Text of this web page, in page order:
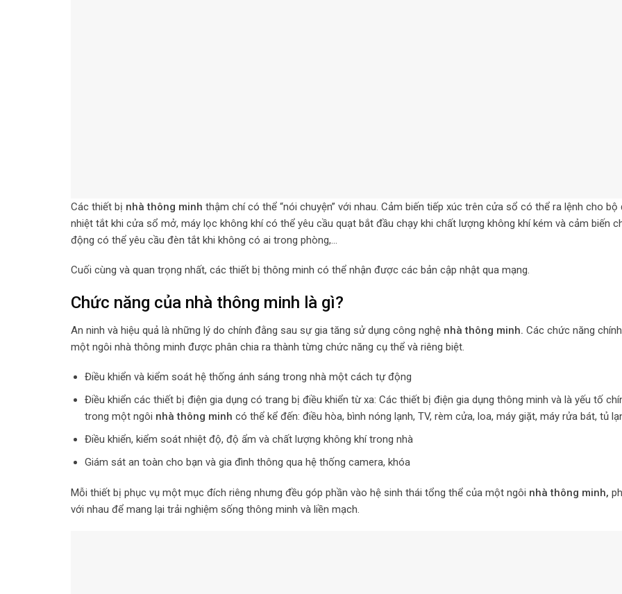
Các thiết bị nhà thông minh thậm chí có thể “nói chuyện” với nhau. Cảm biến tiếp xúc trên cửa sổ có thể ra lệnh cho bộ
nhiệt tắt khi cửa sổ mở, máy lọc không khí có thể yêu cầu quạt bắt đầu chạy khi chất lượng không khí kém và cảm biến
động có thể yêu cầu đèn tắt khi không có ai trong phòng,…
Cuối cùng và quan trọng nhất, các thiết bị thông minh có thể nhận được các bản cập nhật qua mạng.
Chức năng của nhà thông minh là gì?
An ninh và hiệu quả là những lý do chính đằng sau sự gia tăng sử dụng công nghệ nhà thông minh. Các chức năng
một ngôi nhà thông minh được phân chia ra thành từng chức năng cụ thể và riêng biệt.
Điều khiển và kiểm soát hệ thống ánh sáng trong nhà một cách tự động
Điều khiển các thiết bị điện gia dụng có trang bị điều khiển từ xa: Các thiết bị điện gia dụng thông minh và là yếu tố
trong một ngôi nhà thông minh có thể kể đến: điều hòa, bình nóng lạnh, TV, rèm cửa, loa, máy giặt, máy rửa bát, tủ
Điều khiển, kiểm soát nhiệt độ, độ ẩm và chất lượng không khí trong nhà
Giám sát an toàn cho bạn và gia đình thông qua hệ thống camera, khóa
Mỗi thiết bị phục vụ một mục đích riêng nhưng đều góp phần vào hệ sinh thái tổng thể của một ngôi nhà thông minh,
với nhau để mang lại trải nghiệm sống thông minh và liền mạch.